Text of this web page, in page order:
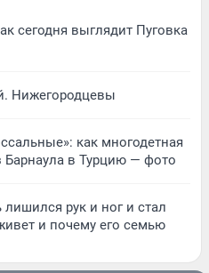
сегодня выглядит Пуговка
Нижегородцевы
как многодетная
Барнаула в Турцию — фото
рук и ног и стал
и почему его семью